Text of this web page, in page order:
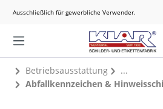
Ausschließlich für gewerbliche Verwender.
Betriebsausstattung
Abfallkennzeichen &